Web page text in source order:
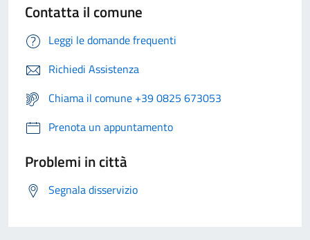
Contatta il comune
Leggi le domande frequenti
Richiedi Assistenza
Chiama il comune +39 0825 673053
Prenota un appuntamento
Problemi in città
Segnala disservizio